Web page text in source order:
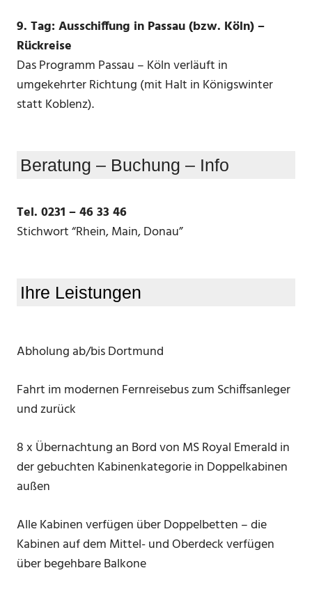
9. Tag: Ausschiffung in Passau (bzw. Köln) –
Rückreise
Das Programm Passau – Köln verläuft in
umgekehrter Richtung (mit Halt in Königswinter
statt Koblenz).
Beratung – Buchung – Info
Tel. 0231 – 46 33 46
Stichwort “Rhein, Main, Donau”
Ihre Leistungen
Abholung ab/bis Dortmund
Fahrt im modernen Fernreisebus zum Schiffsanleger
und zurück
8 x Übernachtung an Bord von MS Royal Emerald in
der gebuchten Kabinenkategorie in Doppelkabinen
außen
Alle Kabinen verfügen über Doppelbetten – die
Kabinen auf dem Mittel- und Oberdeck verfügen
über begehbare Balkone